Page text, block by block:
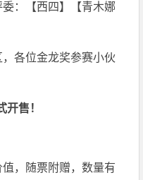
：【西四】【青木娜
各位金龙奖参赛小伙
开售！
，随票附赠，数量有